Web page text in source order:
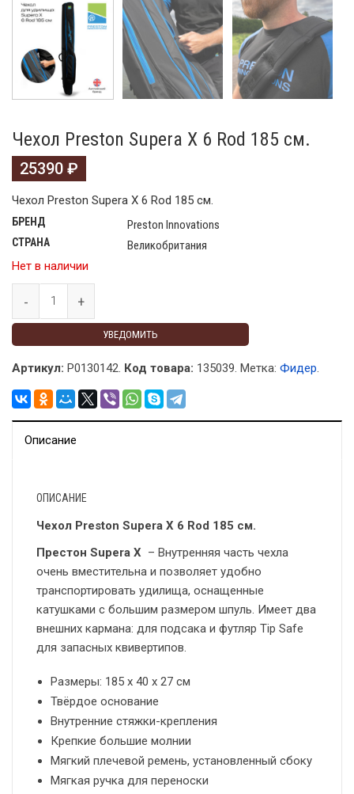
Чехол Preston Supera X 6 Rod 185 см.
25390 ₽
Чехол Preston Supera X 6 Rod 185 см.
БРЕНД Preston Innovations
СТРАНА
Великобритания
Нет в наличии
УВЕДОМИТЬ
Артикул: P0130142. Код товара: 135039. Метка: Фидер.
Описание
ОПИСАНИЕ
Чехол Preston Supera X 6 Rod 185 см.
Престон Supera X – Внутренняя часть чехла
очень вместительна и позволяет удобно
транспортировать удилища, оснащенные
катушками с большим размером шпуль. Имеет два
внешних кармана: для подсака и футляр Tip Safe
для запасных квивертипов.
Размеры: 185 x 40 x 27 см
Твёрдое основание
Внутренние стяжки-крепления
Крепкие большие молнии
Мягкий плечевой ремень, установленный сбоку
Мягкая ручка для переноски